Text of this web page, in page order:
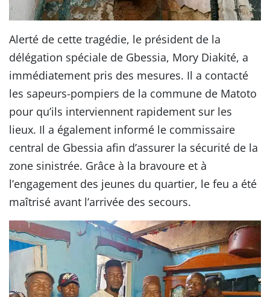
Alerté de cette tragédie, le président de la
délégation spéciale de Gbessia, Mory Diakité, a
immédiatement pris des mesures. Il a contacté
les sapeurs-pompiers de la commune de Matoto
pour qu’ils interviennent rapidement sur les
lieux. Il a également informé le commissaire
central de Gbessia afin d’assurer la sécurité de la
zone sinistrée. Grâce à la bravoure et à
l’engagement des jeunes du quartier, le feu a été
maîtrisé avant l’arrivée des secours.